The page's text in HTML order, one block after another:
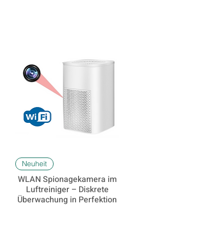
Schnellansicht
Neuheit
WLAN Spionagekamera im
Luftreiniger – Diskrete
Überwachung in Perfektion